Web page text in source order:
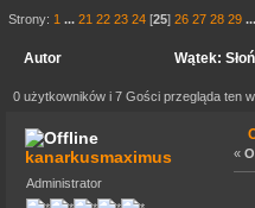
Strony:1 ...21 22 23 24 [25]26 27 28 29
Autor Wątek:
0 użytkowników i 7 Gości przegląda ten
kanarkusmaximus
Administrator
«